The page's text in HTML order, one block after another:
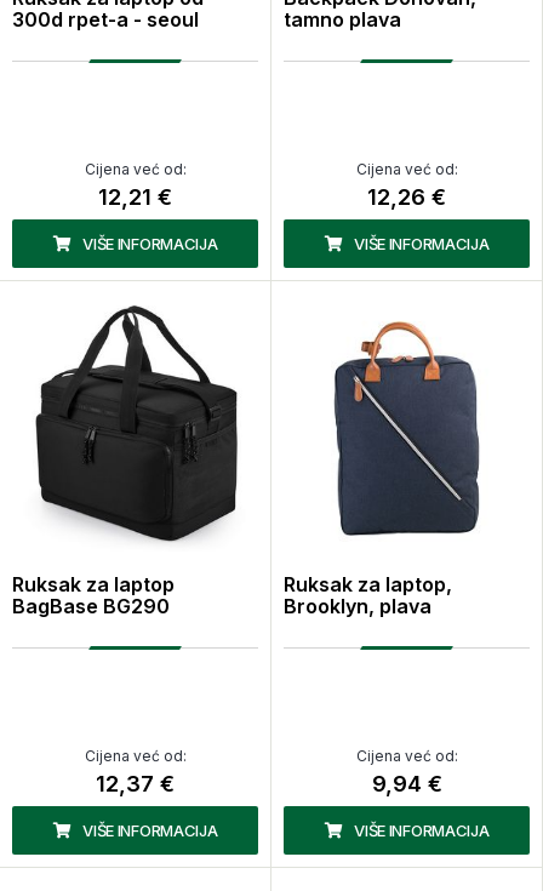
300d rpet-a - seoul
Cijena već od:
12,21 €
VIŠE INFORMACIJA
tamno plava
Cijena već od:
12,26 €
VIŠE INFORMACIJA
Ruksak za laptop
BagBase BG290
Cijena već od:
12,37 €
VIŠE INFORMACIJA
Ruksak za laptop,
Brooklyn, plava
Cijena već od:
9,94 €
VIŠE INFORMACIJA